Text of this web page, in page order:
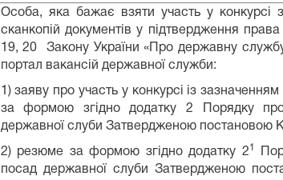
Особа, яка бажає взяти участь у конкурсі
сканкопій документів у підтвердження
19, 20 Закону України «Про державну
портал вакансій державної служби:
1) заяву про участь у конкурсі із
за формою згідно додатку 2 Порядку
державної слуби Затвердженою постановою
2) резюме за формою згідно додатку 21
посад державної слуби Затвердженою